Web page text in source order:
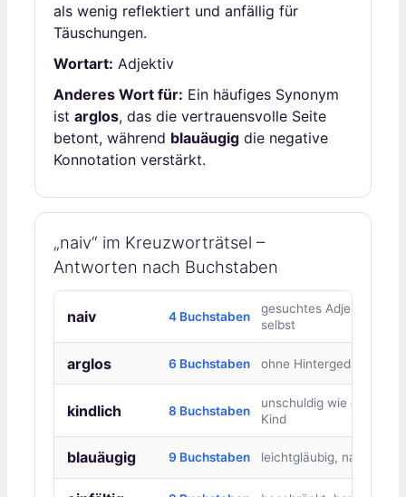
als wenig reflektiert und anfällig für
Täuschungen.
Wortart: Adjektiv
Anderes Wort für: Ein häufiges Synonym
ist arglos, das die vertrauensvolle Seite
betont, während blauäugig die negative
Konnotation verstärkt.
„naiv“ im Kreuzworträtsel –
Antworten nach Buchstaben
naiv 4 Buchstaben
gesuchtes Adjektiv
selbst
arglos 6 Buchstaben ohne Hintergedanken
kindlich 8 Buchstaben
unschuldig wie ein
Kind
blauäugig 9 Buchstaben leichtgläubig, naiv